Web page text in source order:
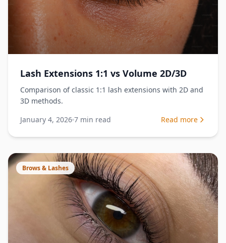
Lash Extensions 1:1 vs Volume 2D/3D
Comparison of classic 1:1 lash extensions with 2D and
3D methods.
January 4, 2026 7 min read Read more
Brows & Lashes